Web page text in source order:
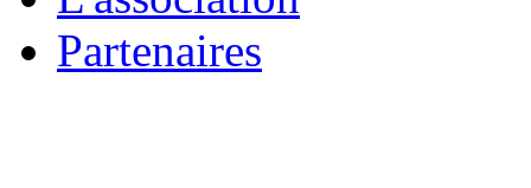
Partenaires